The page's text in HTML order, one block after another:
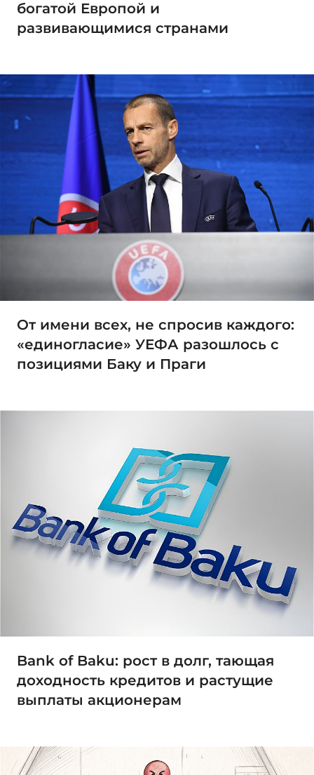
богатой Европой и
развивающимися странами
От имени всех, не спросив каждого:
«единогласие» УЕФА разошлось с
позициями Баку и Праги
Bank of Baku: рост в долг, тающая
доходность кредитов и растущие
выплаты акционерам